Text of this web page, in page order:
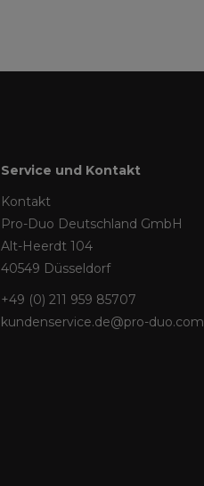
Service und Kontakt
Kontakt
Pro-Duo Deutschland GmbH
Alt-Heerdt 104
40549 Düsseldorf
+49 (0) 211 959 85707
kundenservice.de@pro-duo.com